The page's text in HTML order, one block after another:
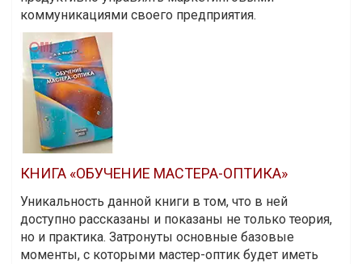
коммуникациями своего предприятия.
КНИГА «ОБУЧЕНИЕ МАСТЕРА-ОПТИКА»
Уникальность данной книги в том, что в ней
доступно рассказаны и показаны не только теория,
но и практика. Затронуты основные базовые
моменты, с которыми мастер-оптик будет иметь